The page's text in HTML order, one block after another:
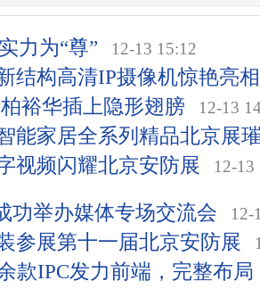
力为“尊” 12-13 15:12
结构高清IP摄像机惊艳亮
裕华插上隐形翅膀
12-13
能家居全系列精品北京展
视频闪耀北京安防展
12-13
功举办媒体专场交流会 12-
参展第十一届北京安防展
款IPC发力前端，完整布局